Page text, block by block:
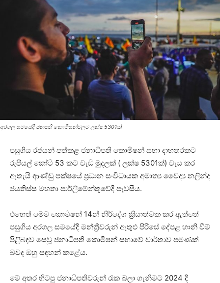
අරගල සමයේදී ජනපති කොමිසන්වලට ලක්ෂ 5301ක්
පසුගිය රජයන් පත්කළ ජනාධිපති කොමිෂන් සභා දාහතරකට
රුපියල් කෝටි 53 කට වැඩි මුදලක් ( ලක්ෂ 5301ක්) වැය කර
ඇතැයි ආණ්ඩු පක්ෂයේ ප්‍රධාන සංවිධායක අමාත්‍ය වෛද්‍ය නලින්ද
ජයතිස්ස මහතා පාර්ලිමේන්තුවේදී පැවසීය.
එහෙත් මෙම කොමිෂන් 14න් නිර්දේශ ක්‍රියාත්මක කර ඇත්තේ
පසුගිය අරගල සමයේදී මන්ත්‍රීවරුන් ඇතුළු පිරිසේ දේපළ හානි වීම්
පිළිබඳව සෙවූ ජනාධිපති කොමිෂන් සභාවේ වාර්තාව පමණක්
බවද ඔහු සඳහන් කළේය.
මේ අතර හිටපු ජනාධිපතිවරුන් රැක බලා ගැනීමට 2024 දී